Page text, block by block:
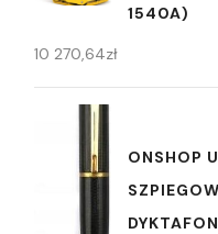
1540A)
10 270,64zł
ONSHOP